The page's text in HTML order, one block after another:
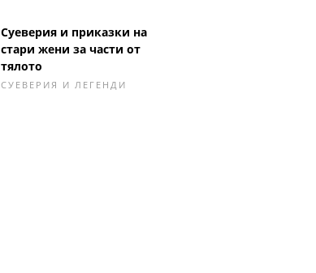
Суеверия и приказки на
стари жени за части от
тялото
СУЕВЕРИЯ И ЛЕГЕНДИ